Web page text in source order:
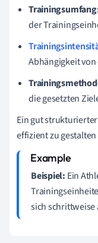
der
Abhängigkeit
die gesetzten
Ein gut
effizient zu
Beispiel: Ein
sich schrittweise